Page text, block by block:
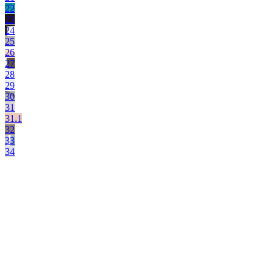
22
23
24
25
26
27
28
29
30
31
31.1
32
33
34